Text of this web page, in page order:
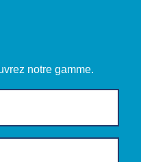
notre gamme.